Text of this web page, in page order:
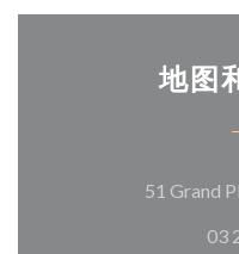
地图
51 Grand
03